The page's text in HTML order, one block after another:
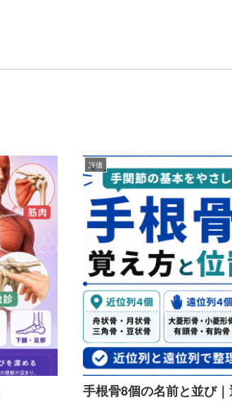
評価
手根骨8個の名前と並び